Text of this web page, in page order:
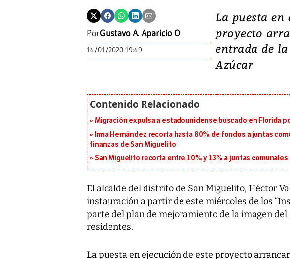
PorGustavo A. Aparicio O.
14/01/2020 19:49
La puesta en
proyecto
entrada de
Azúcar
Migración expulsa a estadounidense buscado en Florida
Irma Hernández recorta hasta 80% de fondos a juntas
finanzas de San Miguelito
San Miguelito recorta entre 10% y 13% a juntas
El alcalde del distrito de San Miguelito, Héctor
instauración a partir de este miércoles de los
parte del plan de mejoramiento de la imagen
residentes.
La puesta en ejecución de este proyecto